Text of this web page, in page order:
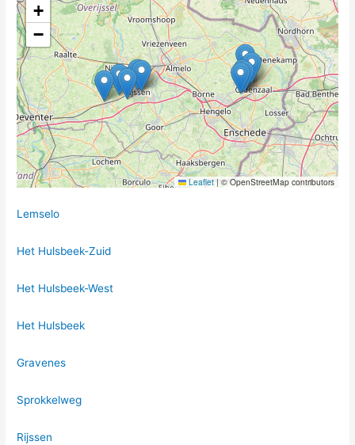
+
−
Leaflet | © OpenStreetMap contributors
Lemselo
Het Hulsbeek-Zuid
Het Hulsbeek-West
Het Hulsbeek
Gravenes
Sprokkelweg
Rijssen